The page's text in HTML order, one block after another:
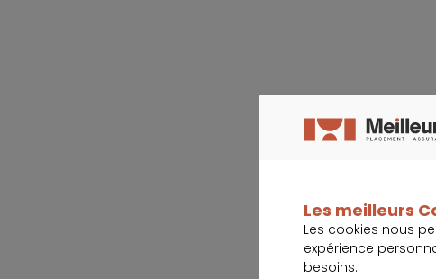
Les meilleurs
Les cookies nous
expérience
besoins.